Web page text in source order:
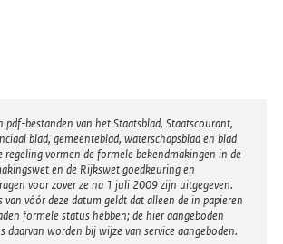
pdf-bestanden van het Staatsblad, Staatscourant,
blad, gemeenteblad, waterschapsblad en blad
regeling vormen de formele bekendmakingen in de
en de Rijkswet goedkeuring en
voor zover ze na 1 juli 2009 zijn uitgegeven.
vóór deze datum geldt dat alleen de in papieren
formele status hebben; de hier aangeboden
daarvan worden bij wijze van service aangeboden.